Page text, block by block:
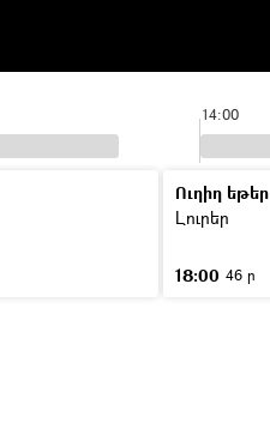
14:00
Ուղիղ եթեր
Լուրեր
18:00 46 ր